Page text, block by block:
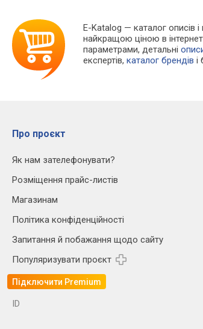
E-Katalog — каталог описів
найкращою ціною в
параметрами, детальні
експертів,каталог брендів і
Про проєкт
Як нам зателефонувати?
Розміщення прайс-листів
Магазинам
Політика конфіденційності
Запитання й побажання щодо сайту
Популяризувати проєкт
Підключити Premium
ID